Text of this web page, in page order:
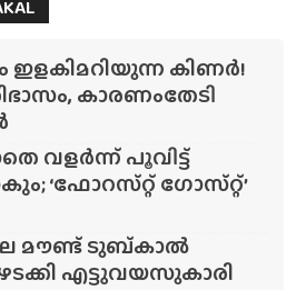
കിണർ!
കാരണംതേടി
വളർന്ന് പൂവിട്ട്
‘ഫോറസ്‌റ്റ്‌ ഗോസ്‌റ്റ്’
മൗണ്ട് ടുബ്‌കാൽ
എട്ടുവയസുകാരി